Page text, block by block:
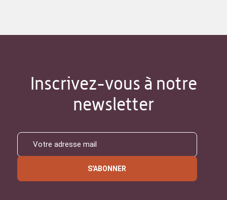
Inscrivez-vous à notre
newsletter
S'ABONNER